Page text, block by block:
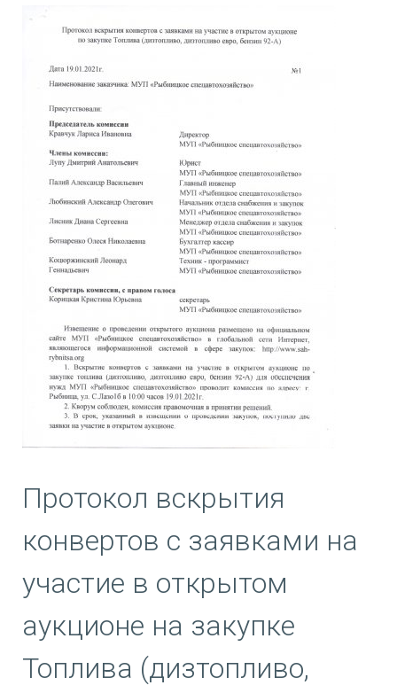
Протокол вскрытия
конвертов с заявками на
участие в открытом
аукционе на закупке
Топлива (дизтопливо,